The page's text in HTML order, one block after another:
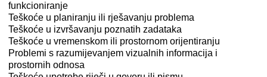
funkcioniranje
Teškoće u planiranju ili rješavanju problema
Teškoće u izvršavanju poznatih zadataka
Teškoće u vremenskom ili prostornom orijentiranju
Problemi s razumijevanjem vizualnih informacija i
prostornih odnosa